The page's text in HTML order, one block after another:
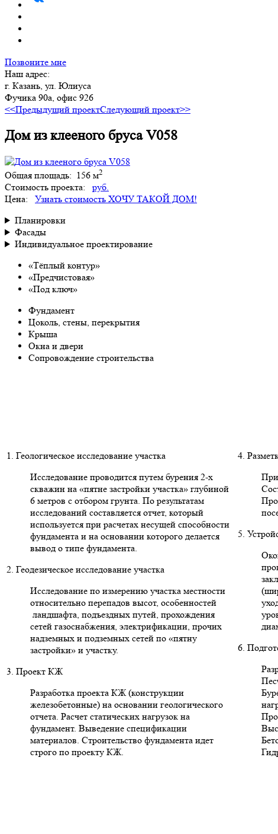
Позвоните мне
Наш адрес:
г. Казань, ул. Юлиуса
Фучика 90а, офис 926
<<Предыдущий проектСледующий проект>>
Дом из клееного бруса V058
Общая площадь: 156 м2
Стоимость проекта:
руб.
Цена:
Узнать стоимость ХОЧУ ТАКОЙ ДОМ!
Планировки
Фасады
Индивидуальное проектирование
«Тёплый контур»
«Предчистовая»
«Под ключ»
Фундамент
Цоколь, стены, перекрытия
Крыша
Окна и двери
Сопровождение строительства
1. Геологическое исследование участка
Исследование проводится путем бурения 2-х
скважин на «пятне застройки участка» глубиной
6 метров с отбором грунта. По результатам
исследований составляется отчет, который
используется при расчетах несущей способности
фундамента и на основании которого делается
вывод о типе фундамента.
2. Геодезическое исследование участка
Исследование по измерению участка местности
относительно перепадов высот, особенностей
ландшафта, подъездных путей, прохождения
сетей газоснабжения, электрификации, прочих
надземных и подземных сетей по «пятну
застройки» и участку.
3. Проект КЖ
Разработка проекта КЖ (конструкции
железобетонные) на основании геологического
отчета. Расчет статических нагрузок на
фундамент. Выведение спецификации
материалов. Строительство фундамента идет
строго по проекту КЖ.
4.
5.
6.